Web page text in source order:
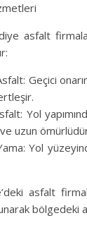
asfalt
Geçici
Yol
ve uzun
Yol
asfalt
bölgedeki